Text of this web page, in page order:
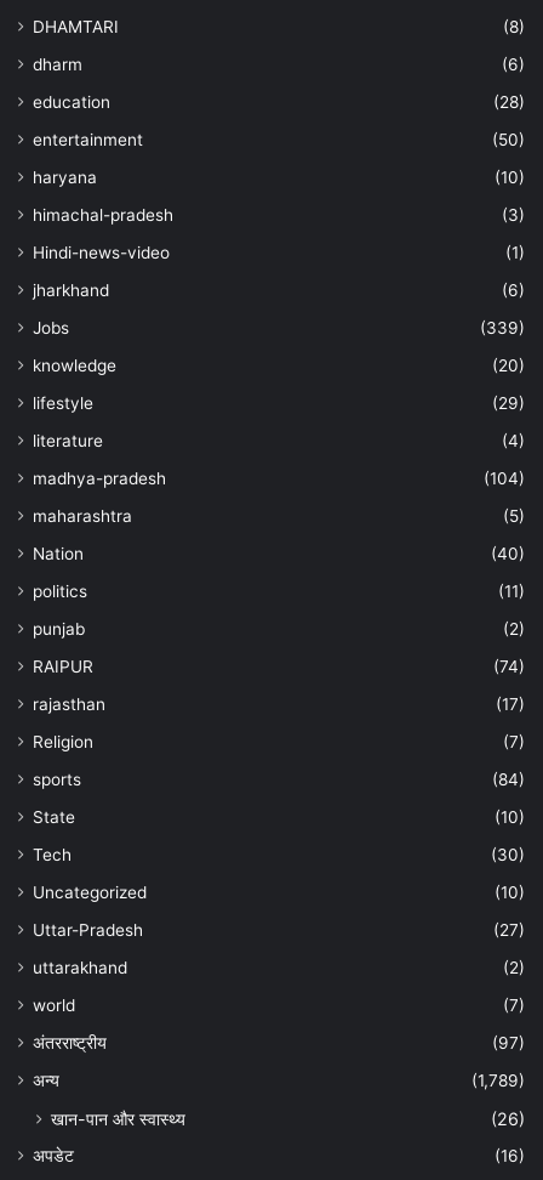
DHAMTARI
(8)
dharm
(6)
education
(28)
entertainment
(50)
haryana
(10)
himachal-pradesh
(3)
Hindi-news-video
(1)
jharkhand
(6)
Jobs
(339)
knowledge
(20)
lifestyle
(29)
literature
(4)
madhya-pradesh
(104)
maharashtra
(5)
Nation
(40)
politics
(11)
punjab
(2)
RAIPUR
(74)
rajasthan
(17)
Religion
(7)
sports
(84)
State
(10)
Tech
(30)
Uncategorized
(10)
Uttar-Pradesh
(27)
uttarakhand
(2)
world
(7)
अंतरराष्ट्रीय
(97)
अन्‍य
(1,789)
खान-पान और स्वास्थ्य (26)
अपडेट
(16)